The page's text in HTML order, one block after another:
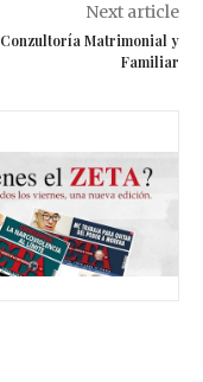
Next article
Conzultoría Matrimonial y
Familiar